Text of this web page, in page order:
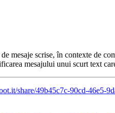
mesaje scrise, în contexte de
mesajului unui scurt text
share/49b45c7c-90cd-46e5-